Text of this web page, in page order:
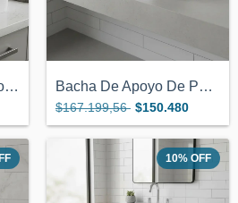
Bacha De Apoyo De Loza Para Monocomando... Bacha De Apoyo De Porcelana Blanca 47x37...
$167.199,56 $150.480
10% OFF